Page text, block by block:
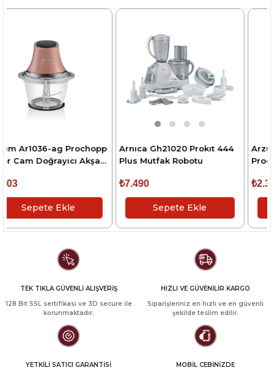
Arnıca Gh21020 Prokıt 444
Plus Mutfak Robotu
Sepete Ekle
Arzum Ar1036-dm
Prochopp Color Cam
Sepete Ekle
TEK TIKLA GÜVENLİ ALIŞVERİŞ
128 Bit SSL sertifikası ve 3D secure ile
korunmaktadır.
HIZLI VE GÜVENİLİR KARGO
Siparişleriniz en hızlı ve en güvenli
şekilde teslim edilir.
YETKİLİ SATICI GARANTİSİ
MOBİL CEBİNİZDE